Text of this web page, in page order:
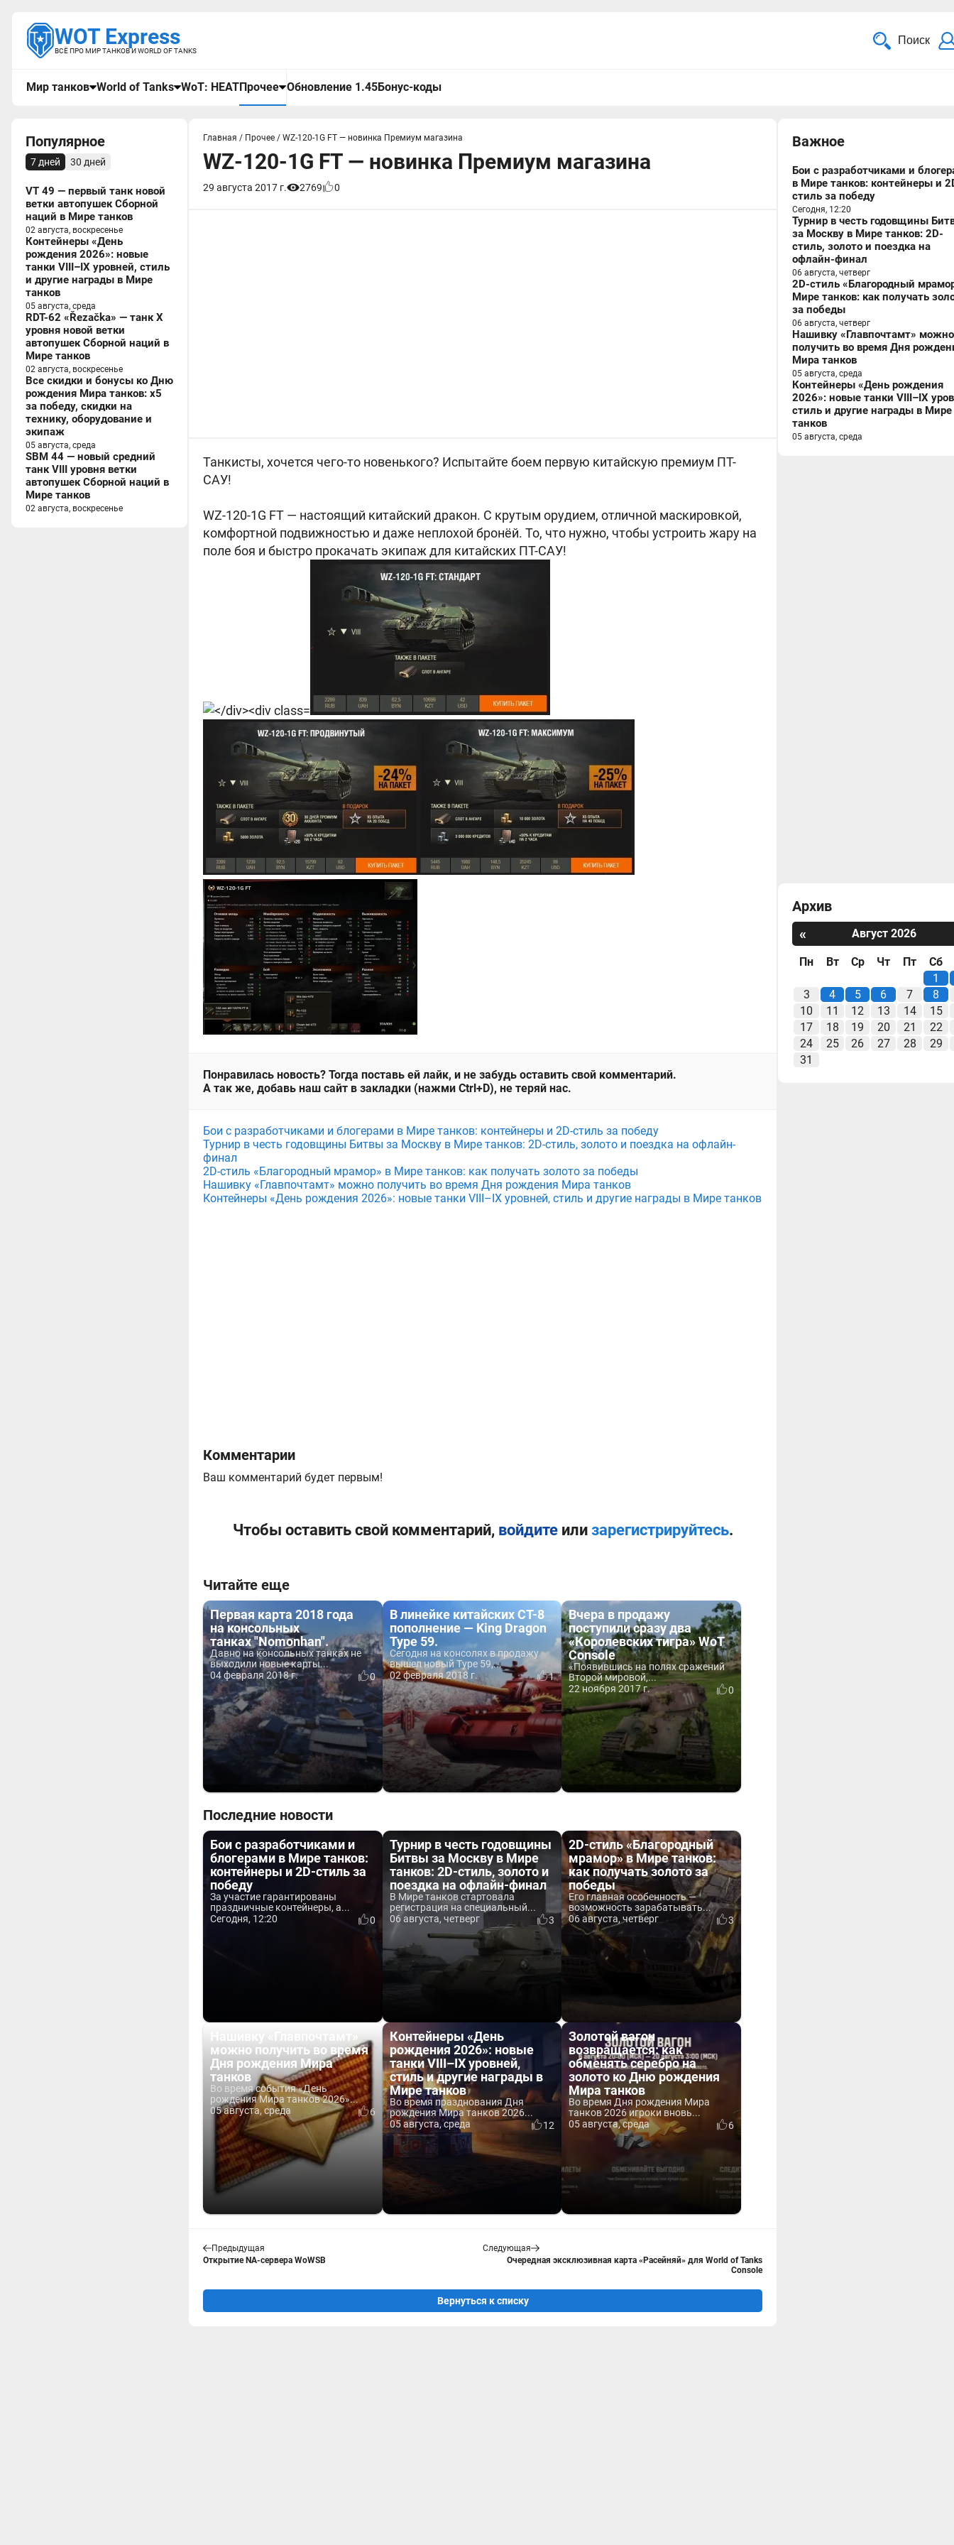
WOT Express
ВСЁ ПРО МИР ТАНКОВ И WORLD OF TANKS
Поиск
Мир танков World of Tanks WoT: HEATПрочее Обновление 1.45Бонус-коды
Популярное
7 дней 30 дней
VT 49 — первый танк новой
ветки автопушек Сборной
наций в Мире танков
02 августа, воскресенье
Контейнеры «День
рождения 2026»: новые
танки VIII–IX уровней, стиль
и другие награды в Мире
танков
05 августа, среда
RDT-62 «Řezačka» — танк X
уровня новой ветки
автопушек Сборной наций в
Мире танков
02 августа, воскресенье
Все скидки и бонусы ко Дню
рождения Мира танков: x5
за победу, скидки на
технику, оборудование и
экипаж
05 августа, среда
SBM 44 — новый средний
танк VIII уровня ветки
автопушек Сборной наций в
Мире танков
02 августа, воскресенье
Главная / Прочее / WZ-120-1G FT — новинка Премиум магазина
WZ-120-1G FT — новинка Премиум магазина
29 августа 2017 г. 2769 0
Танкисты, хочется чего-то новенького? Испытайте боем первую китайскую премиум ПТ-
САУ!
WZ-120-1G FT — настоящий китайский дракон. С крутым орудием, отличной маскировкой,
комфортной подвижностью и даже неплохой бронёй. То, что нужно, чтобы устроить жару на
поле боя и быстро прокачать экипаж для китайских ПТ-САУ!
Понравилась новость? Тогда поставь ей лайк, и не забудь оставить свой комментарий.
А так же, добавь наш сайт в закладки (нажми Ctrl+D), не теряй нас.
Бои с разработчиками и блогерами в Мире танков: контейнеры и 2D-стиль за победу
Турнир в честь годовщины Битвы за Москву в Мире танков: 2D-стиль, золото и поездка на офлайн-
финал
2D-стиль «Благородный мрамор» в Мире танков: как получать золото за победы
Нашивку «Главпочтамт» можно получить во время Дня рождения Мира танков
Контейнеры «День рождения 2026»: новые танки VIII–IX уровней, стиль и другие награды в Мире танков
Комментарии
Ваш комментарий будет первым!
Чтобы оставить свой комментарий, войдитеили зарегистрируйтесь.
Читайте еще
Первая карта 2018 года
на консольных
танках "Nomonhan".
Давно на консольных танках не
выходили новые карты...
04 февраля 2018 г.
0
В линейке китайских СТ-8
пополнение — King Dragon
Type 59.
Сегодня на консолях в продажу
вышел новый Type 59,...
02 февраля 2018 г.
1
Вчера в продажу
поступили сразу два
«Королевских тигра» WoT
Console
«Появившись на полях сражений
Второй мировой,...
22 ноября 2017 г.
0
Последние новости
Бои с разработчиками и
блогерами в Мире танков:
контейнеры и 2D-стиль за
победу
За участие гарантированы
праздничные контейнеры, а...
Сегодня, 12:20
0
Турнир в честь годовщины
Битвы за Москву в Мире
танков: 2D-стиль, золото и
поездка на офлайн-финал
В Мире танков стартовала
регистрация на специальный...
06 августа, четверг
3
2D-стиль «Благородный
мрамор» в Мире танков:
как получать золото за
победы
Его главная особенность —
возможность зарабатывать...
06 августа, четверг
3
Нашивку «Главпочтамт»
можно получить во время
Дня рождения Мира
танков
Во время события «День
рождения Мира танков 2026»...
05 августа, среда
6
Контейнеры «День
рождения 2026»: новые
танки VIII–IX уровней,
стиль и другие награды в
Мире танков
Во время празднования Дня
рождения Мира танков 2026...
05 августа, среда
12
Золотой вагон
возвращается: как
обменять серебро на
золото ко Дню рождения
Мира танков
Во время Дня рождения Мира
танков 2026 игроки вновь...
05 августа, среда
6
Предыдущая
Открытие NA-сервера WoWSB
Следующая
Очередная эксклюзивная карта «Расейняй» для World of Tanks
Console
Вернуться к списку
Важное
Бои с разработчиками и
в Мире танков: контейнеры и
стиль за победу
Сегодня, 12:20
Турнир в честь годовщины
за Москву в Мире танков: 2D-
стиль, золото и поездка на
офлайн-финал
06 августа, четверг
2D-стиль «Благородный
Мире танков: как получать
за победы
06 августа, четверг
Нашивку «Главпочтамт» можно
получить во время Дня
Мира танков
05 августа, среда
Контейнеры «День рождения
2026»: новые танки VIII–IX
стиль и другие награды в Мире
танков
05 августа, среда
Архив
«
Август 2026
Пн Вт Ср Чт Пт
Сб
1
3
4 5 6 7
8
10
11 12 13 14
15
17
18 19 20 21
22
24
25 26 27 28
29
31